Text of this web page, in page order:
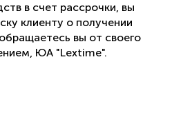
в счет рассрочки, вы
клиенту о получении
вы от своего
ЮА "Lextime".